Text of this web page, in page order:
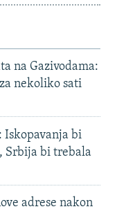
na Gazivodama:
nekoliko sati
Iskopavanja bi
Srbija bi trebala
adrese nakon